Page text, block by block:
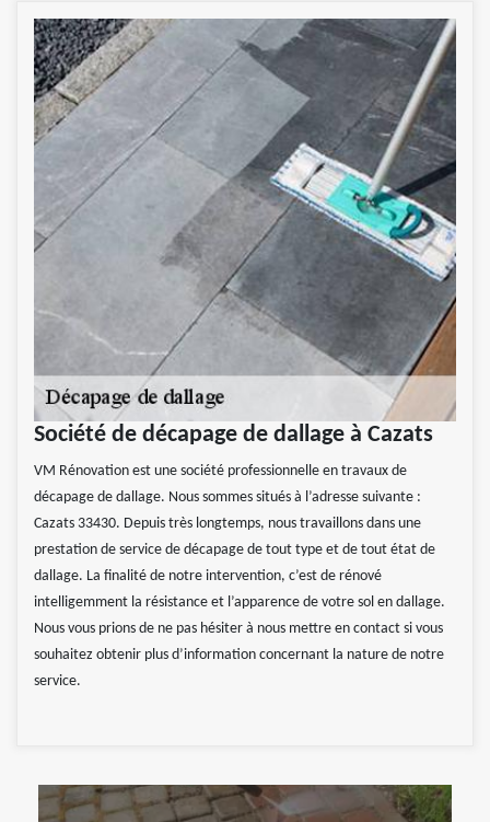
Société de décapage de dallage à Cazats
VM Rénovation est une société professionnelle en travaux de
décapage de dallage. Nous sommes situés à l’adresse suivante :
Cazats 33430. Depuis très longtemps, nous travaillons dans une
prestation de service de décapage de tout type et de tout état de
dallage. La finalité de notre intervention, c’est de rénové
intelligemment la résistance et l’apparence de votre sol en dallage.
Nous vous prions de ne pas hésiter à nous mettre en contact si vous
souhaitez obtenir plus d’information concernant la nature de notre
service.